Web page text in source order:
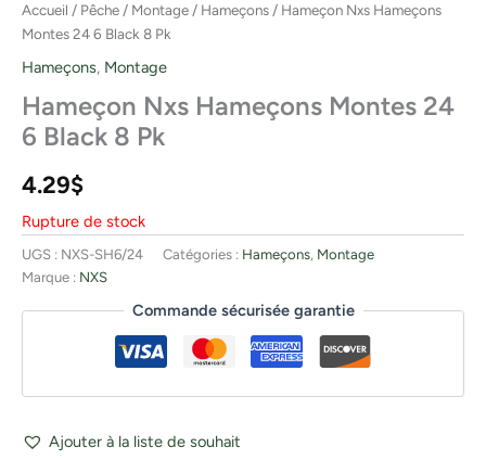
Accueil / Pêche / Montage / Hameçons / Hameçon Nxs Hameçons
Montes 24 6 Black 8 Pk
Hameçons, Montage
Hameçon Nxs Hameçons Montes 24
6 Black 8 Pk
4.29$
Rupture de stock
UGS : NXS-SH6/24 Catégories : Hameçons, Montage
Marque : NXS
Commande sécurisée garantie
Ajouter à la liste de souhait